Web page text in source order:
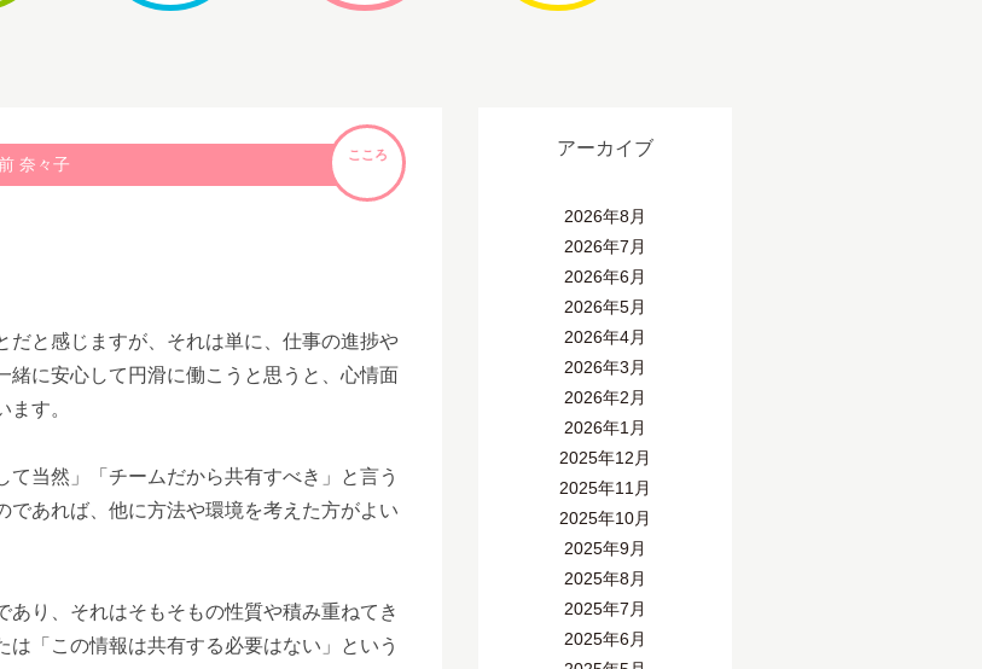
奈々子 こころ
だと感じますが、それは単に、仕事の進捗や
緒に安心して円滑に働こうと思うと、心情面
す。
当然」「チームだから共有すべき」と言う
あれば、他に方法や環境を考えた方がよい
り、それはそもそもの性質や積み重ねてき
「この情報は共有する必要はない」という
アーカイブ
2026年8月
2026年7月
2026年6月
2026年5月
2026年4月
2026年3月
2026年2月
2026年1月
2025年12月
2025年11月
2025年10月
2025年9月
2025年8月
2025年7月
2025年6月